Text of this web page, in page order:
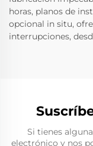
horas, planos de
opcional in situ,
interrupciones,
Si tienes
electrónico y nos